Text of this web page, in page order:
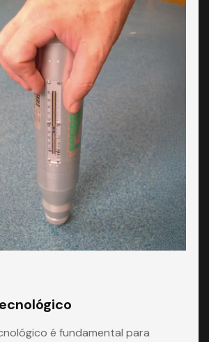
é fundamental para